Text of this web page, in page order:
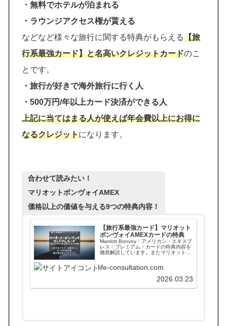
・無料でホテルが泊まれる
・ラウンジアクセス権が貰える
などなど様々な旅行に関する特典がもらえる【旅
行系最強カード】と名高いクレジットカードのこ
とです。
・ 旅行が好きで海外旅行に行く人
・ 500万円/年以上カード決済ができる人
上記に当てはまる人が使えば年会費以上にお得に
なるクレジットになります。
合わせて読みたい！
マリオットボンヴォイAMEX
価格以上の価値を与える9つの特典内容！
【旅行系最強カード】マリオット
ボンヴォイAMEXカードの特典
Marriott Bonvoy・アメリカン・エキスプ
レス・プレミアム・カードの特典内容を
徹底解説しています。またマリオットス
AMEXカードを使うべき人やおすすめす
j-life-consultation.com
2026.03.23